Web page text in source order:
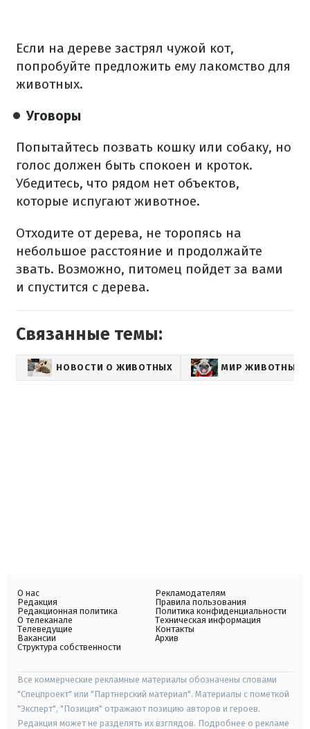
Если на дереве застрял чужой кот,
попробуйте предложить ему лакомство для
животных.
Уговоры
Попытайтесь позвать кошку или собаку, но
голос должен быть спокоен и кроток.
Убедитесь, что рядом нет объектов,
которые испугают животное.
Отходите от дерева, не торопясь на
небольшое расстояние и продолжайте
звать. Возможно, питомец пойдет за вами
и спустится с дерева.
Связанные темы:
НОВОСТИ О ЖИВОТНЫХ МИР ЖИВОТНЫХ
О нас
Редакция
Редакционная политика
О телеканале
Телеведущие
Вакансии
Структура собственности
Рекламодателям
Правила пользования
Политика конфиденциальности
Техническая информация
Контакты
Архив
Все коммерческие рекламные материалы обозначены словами
"Спецпроект" или "Партнерский материал". Материалы с пометкой
"Эксперт", "Позиция" отражают позицию авторов и героев.
Редакция может не разделять их взглядов. Подробнее о рекламе